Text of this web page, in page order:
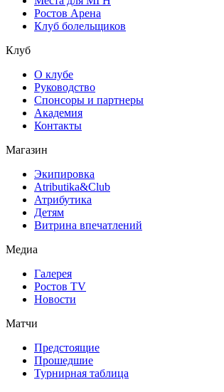
Ростов Арена
Клуб болельщиков
Клуб
О клубе
Руководство
Спонсоры и партнеры
Академия
Контакты
Магазин
Экипировка
Atributika&Club
Атрибутика
Детям
Витрина впечатлений
Медиа
Галерея
Ростов TV
Новости
Матчи
Предстоящие
Прошедшие
Турнирная таблица